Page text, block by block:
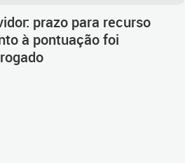
prazo para recurso
à pontuação foi